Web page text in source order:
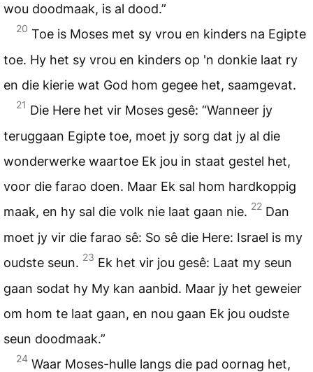
wou doodmaak, is al dood.”
20 Toe is Moses met sy vrou en kinders na Egipte
toe. Hy het sy vrou en kinders op 'n donkie laat ry
en die kierie wat God hom gegee het, saamgevat.
21 Die Here het vir Moses gesê: “Wanneer jy
teruggaan Egipte toe, moet jy sorg dat jy al die
wonderwerke waartoe Ek jou in staat gestel het,
voor die farao doen. Maar Ek sal hom hardkoppig
maak, en hy sal die volk nie laat gaan nie. 22 Dan
moet jy vir die farao sê: So sê die Here: Israel is my
oudste seun. 23 Ek het vir jou gesê: Laat my seun
gaan sodat hy My kan aanbid. Maar jy het geweier
om hom te laat gaan, en nou gaan Ek jou oudste
seun doodmaak.”
24 Waar Moses-hulle langs die pad oornag het,